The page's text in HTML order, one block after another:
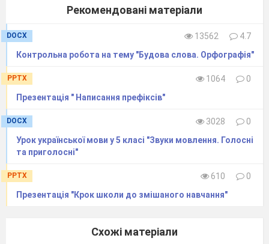
участь
Слідуючий день
Іти за хлібом
історії
Рекомендовані матеріали
DOCX 13562
4.7
Контрольна робота на тему "Будова слова. Орфографія"
PPTX 1064
0
Презентація " Написання префіксів"
DOCX 3028
0
Урок української мови у 5 класі "Звуки мовлення. Голосні
та приголосні"
PPTX 610
0
Презентація "Крок школи до змішаного навчання"
Схожі матеріали